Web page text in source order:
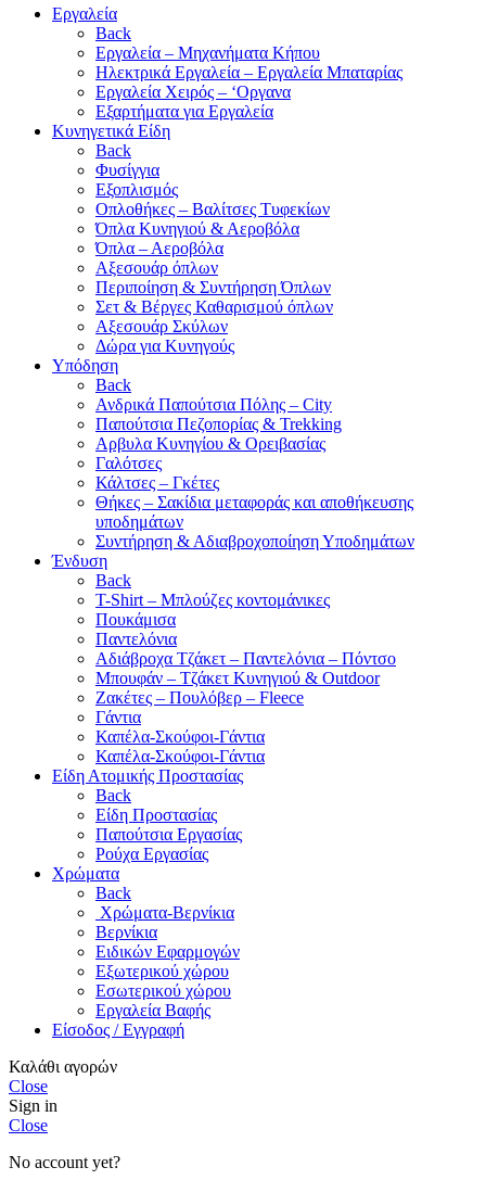
Εργαλεία
Back
Εργαλεία – Μηχανήματα Κήπου
Ηλεκτρικά Εργαλεία – Εργαλεία Μπαταρίας
Εργαλεία Χειρός – ‘Οργανα
Εξαρτήματα για Εργαλεία
Κυνηγετικά Είδη
Back
Φυσίγγια
Εξοπλισμός
Οπλοθήκες – Βαλίτσες Τυφεκίων
Όπλα Κυνηγιού & Αεροβόλα
Όπλα – Αεροβόλα
Αξεσουάρ όπλων
Περιποίηση & Συντήρηση Όπλων
Σετ & Βέργες Καθαρισμού όπλων
Αξεσουάρ Σκύλων
Δώρα για Κυνηγούς
Υπόδηση
Back
Ανδρικά Παπούτσια Πόλης – City
Παπούτσια Πεζοπορίας & Trekking
Αρβυλα Κυνηγίου & Ορειβασίας
Γαλότσες
Κάλτσες – Γκέτες
Θήκες – Σακίδια μεταφοράς και αποθήκευσης
υποδημάτων
Συντήρηση & Αδιαβροχοποίηση Υποδημάτων
Ένδυση
Back
T-Shirt – Μπλούζες κοντομάνικες
Πουκάμισα
Παντελόνια
Αδιάβροχα Τζάκετ – Παντελόνια – Πόντσο
Μπουφάν – Τζάκετ Κυνηγιού & Outdoor
Ζακέτες – Πουλόβερ – Fleece
Γάντια
Καπέλα-Σκούφοι-Γάντια
Καπέλα-Σκούφοι-Γάντια
Είδη Ατομικής Προστασίας
Back
Είδη Προστασίας
Παπούτσια Εργασίας
Ρούχα Εργασίας
Χρώματα
Back
Χρώματα-Βερνίκια
Βερνίκια
Ειδικών Εφαρμογών
Εξωτερικού χώρου
Εσωτερικού χώρου
Εργαλεία Βαφής
Είσοδος / Εγγραφή
Καλάθι αγορών
Close
Sign in
Close
No account yet?